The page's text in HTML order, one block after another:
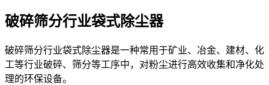
破碎筛分行业袋式除尘器
破碎筛分行业袋式除尘器是一种常用于矿业、冶金、建材、化
工等行业破碎、筛分等工序中，对粉尘进行高效收集和净化处
理的环保设备。